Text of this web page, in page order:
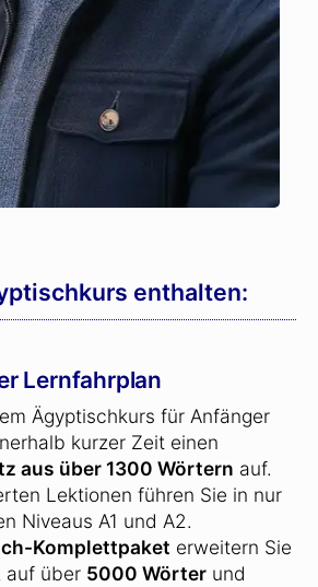
enthalten:
Lernfahrplan
Ägyptischkurs für Anfänger
kurzer Zeit einen
aus über 1300 Wörtern auf.
Lektionen führen Sie in nur
Niveaus A1 und A2.
Komplettpaket erweitern Sie
auf über 5000 Wörter und